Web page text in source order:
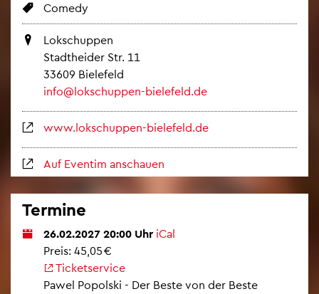
Co­me­dy
Lok­schup­pen
Stadt­hei­der Str. 11
33609 Bie­le­feld
info@​lokschuppen-​bielefeld.​de
www.​lokschuppen-​bielefeld.​de
Auf Even­tim an­schau­en
Ter­mi­ne
26.02.2027 20:00 Uhr iCal
Preis: 45,05 €
Ti­cket­ser­vice
Pawel Po­pol­ski - Der Beste von der Beste